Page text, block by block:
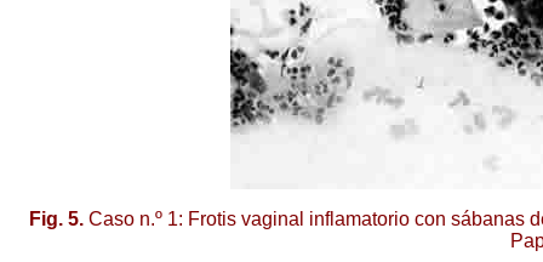
Fig. 5.Caso n.º 1: Frotis vaginal inflamatorio con sábanas